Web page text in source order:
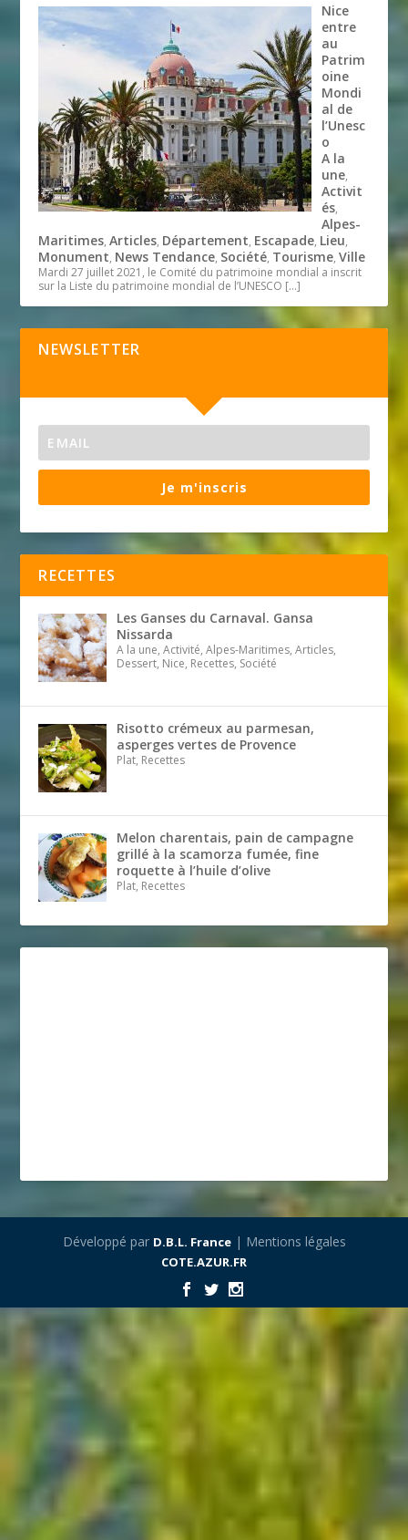
Nice
entre
au
Patrim
oine
Mondi
al de
l’Unesc
o
A la
une,
Activit
és,
Alpes-
Maritimes,Articles, Département, Escapade, Lieu,
Monument, News Tendance, Société, Tourisme,Ville
Mardi 27 juillet 2021, le Comité du patrimoine mondial a inscrit
sur la Liste du patrimoine mondial de l’UNESCO […]
NEWSLETTER
Je m'inscris
RECETTES
Les Ganses du Carnaval. Gansa
Nissarda
A la une, Activité, Alpes-Maritimes, Articles,
Dessert, Nice, Recettes, Société
Risotto crémeux au parmesan,
asperges vertes de Provence
Plat, Recettes
Melon charentais, pain de campagne
grillé à la scamorza fumée, fine
roquette à l’huile d’olive
Plat, Recettes
Développé par D.B.L. France| Mentions légales
COTE.AZUR.FR